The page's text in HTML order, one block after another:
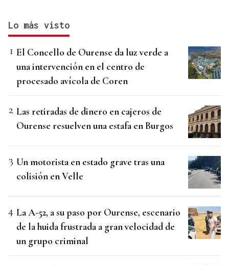
Lo más visto
El Concello de Ourense da luz verde a
una intervención en el centro de
procesado avícola de Coren
Las retiradas de dinero en cajeros de
Ourense resuelven una estafa en Burgos
Un motorista en estado grave tras una
colisión en Velle
La A-52, a su paso por Ourense, escenario
de la huida frustrada a gran velocidad de
un grupo criminal